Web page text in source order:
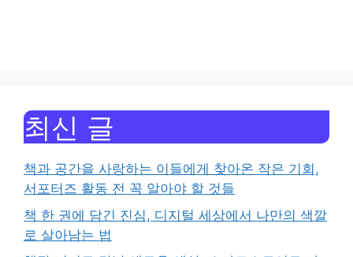
최신 글
책과 공간을 사랑하는 이들에게 찾아온 작은 기회,
서포터즈 활동 전 꼭 알아야 할 것들
책 한 권에 담긴 진심, 디지털 세상에서 나만의 색깔
로 살아남는 법